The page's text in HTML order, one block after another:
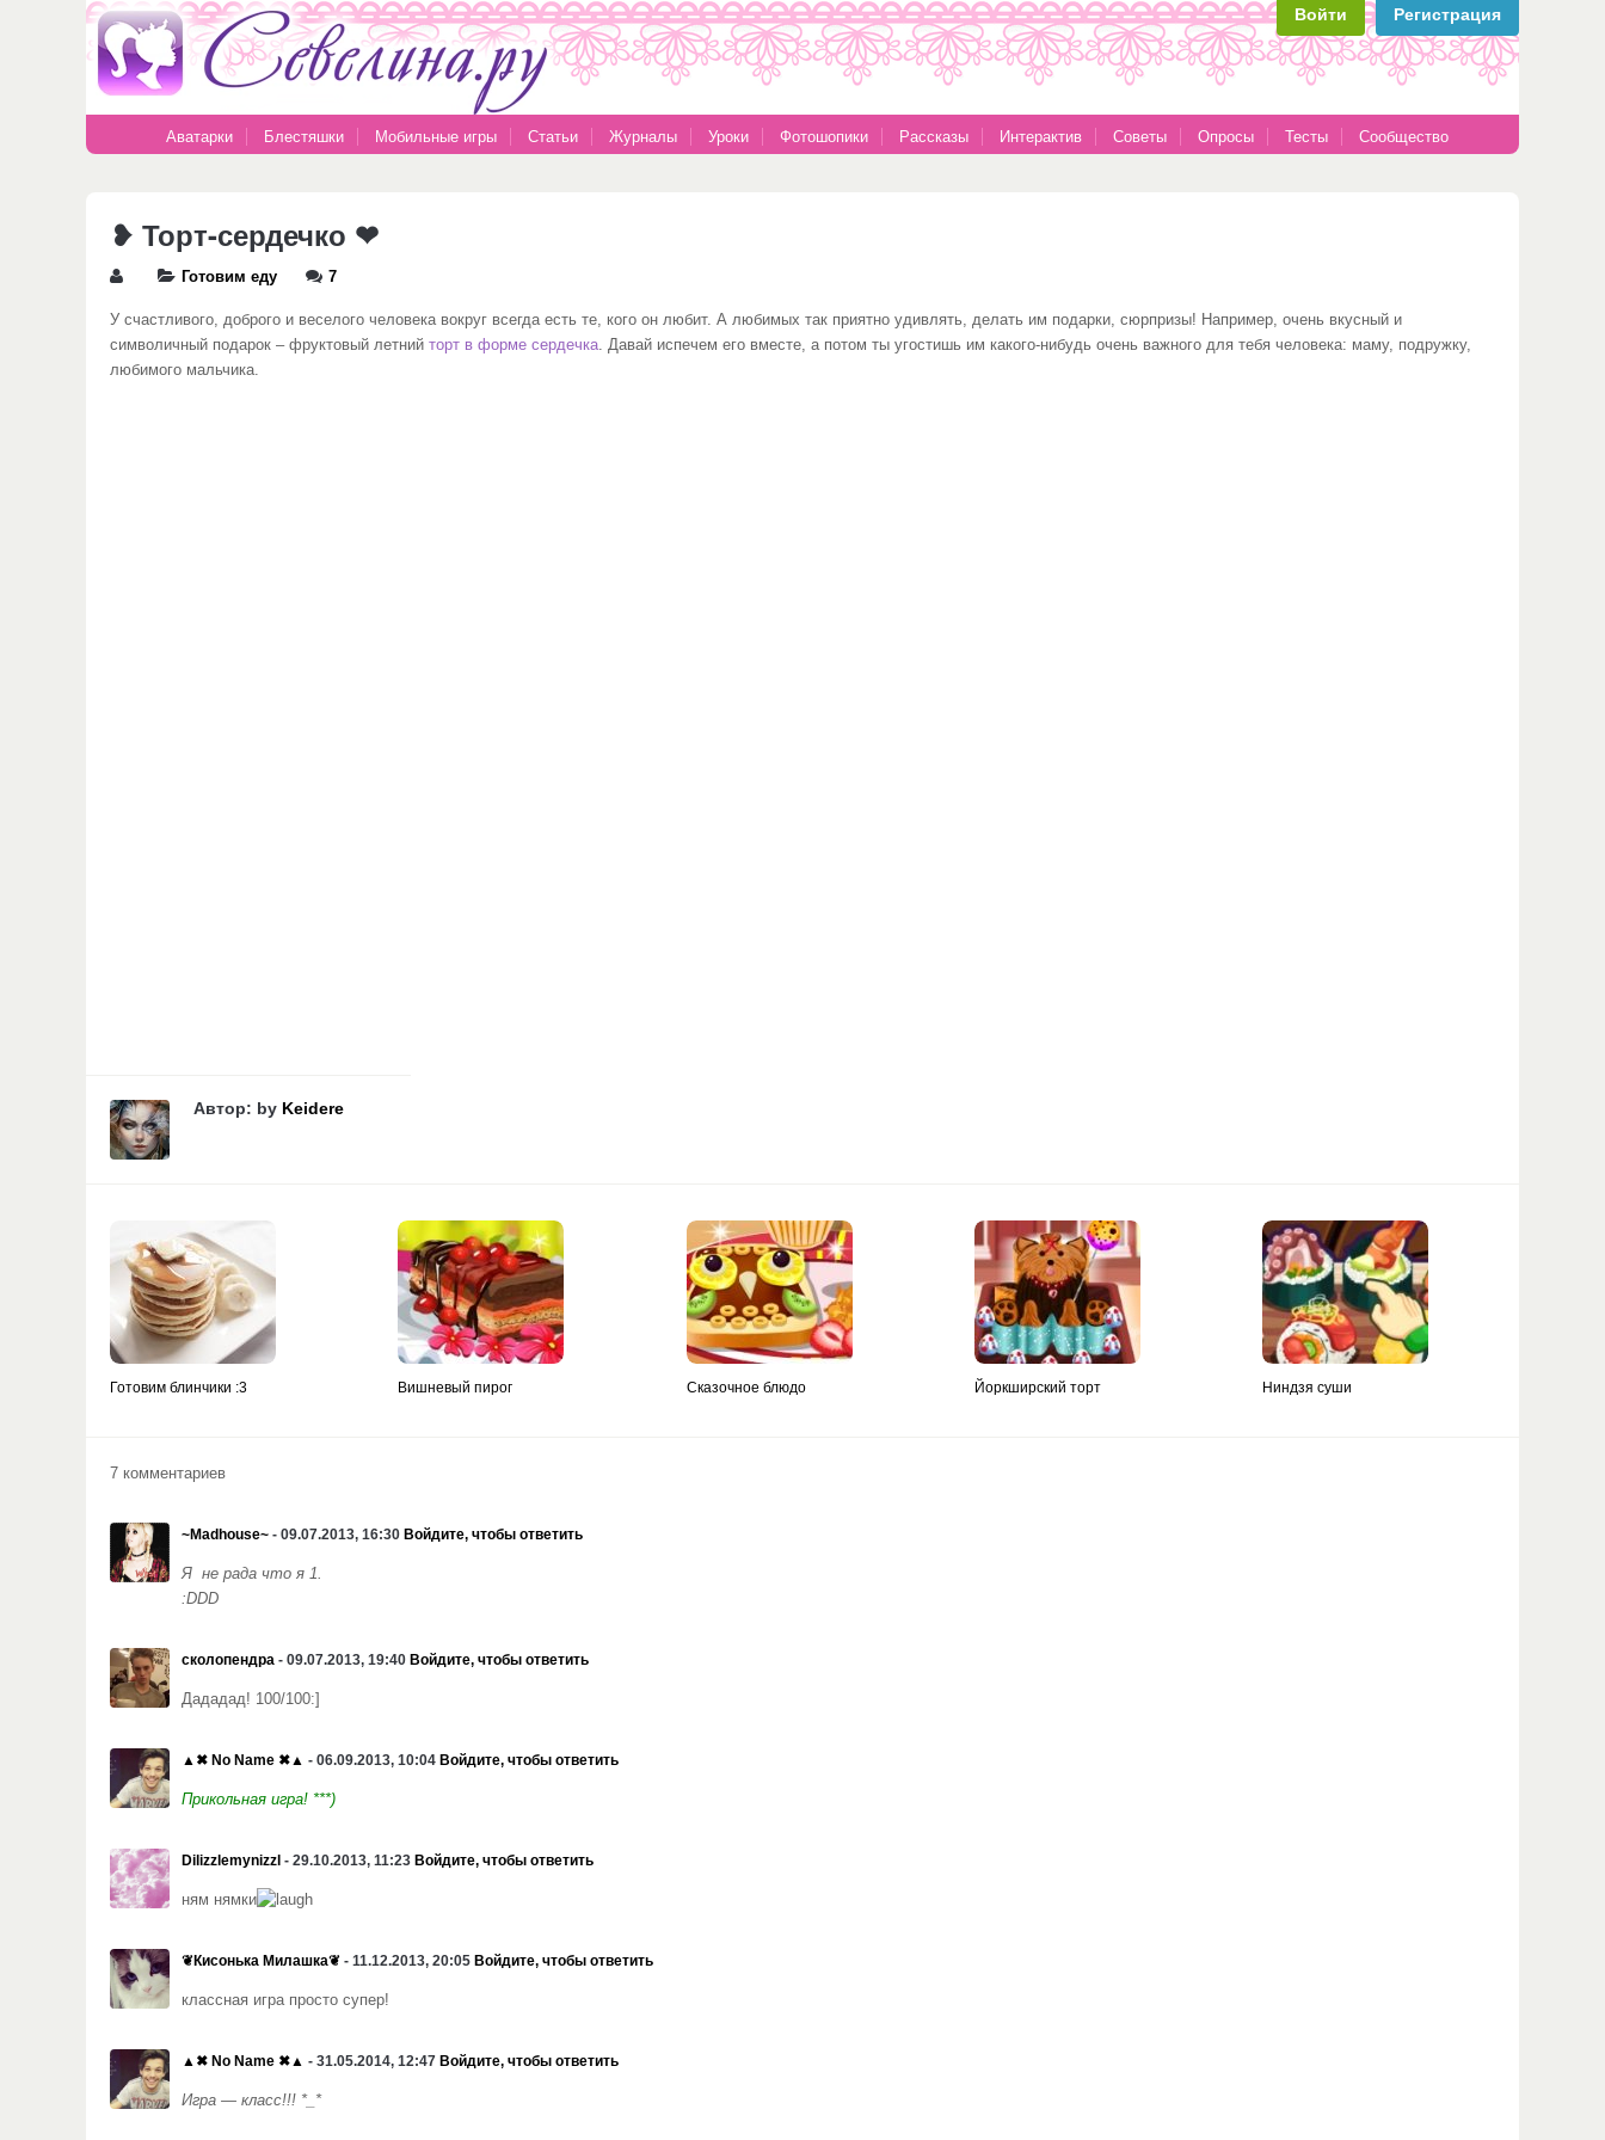
Войти Регистрация
Аватарки Блестяшки Мобильные игры Статьи Журналы Уроки Фотошопики Рассказы Интерактив Советы Опросы Тесты Сообщество
❥ Торт-сердечко ❤
Готовим еду 7
У счастливого, доброго и веселого человека вокруг всегда есть те, кого он любит. А любимых так приятно удивлять, делать им подарки, сюрпризы! Например, очень вкусный и
символичный подарок – фруктовый летний торт в форме сердечка. Давай испечем его вместе, а потом ты угостишь им какого-нибудь очень важного для тебя человека: маму, подружку,
любимого мальчика.
Автор: by Keidere
Готовим блинчики :3 Вишневый пирог Сказочное блюдо Йоркширский торт Ниндзя суши
7 комментариев
~Madhouse~ - 09.07.2013, 16:30 Войдите, чтобы ответить
Я не рада что я 1.
:DDD
сколопендра - 09.07.2013, 19:40 Войдите, чтобы ответить
Дададад! 100/100:]
▲✖ No Name ✖▲ - 06.09.2013, 10:04 Войдите, чтобы ответить
Прикольная игра! ***)
Dilizzlemynizzl - 29.10.2013, 11:23 Войдите, чтобы ответить
ням нямки
❦Кисонька Милашка❦ - 11.12.2013, 20:05 Войдите, чтобы ответить
классная игра просто супер!
▲✖ No Name ✖▲ - 31.05.2014, 12:47 Войдите, чтобы ответить
Игра — класс!!! *_*